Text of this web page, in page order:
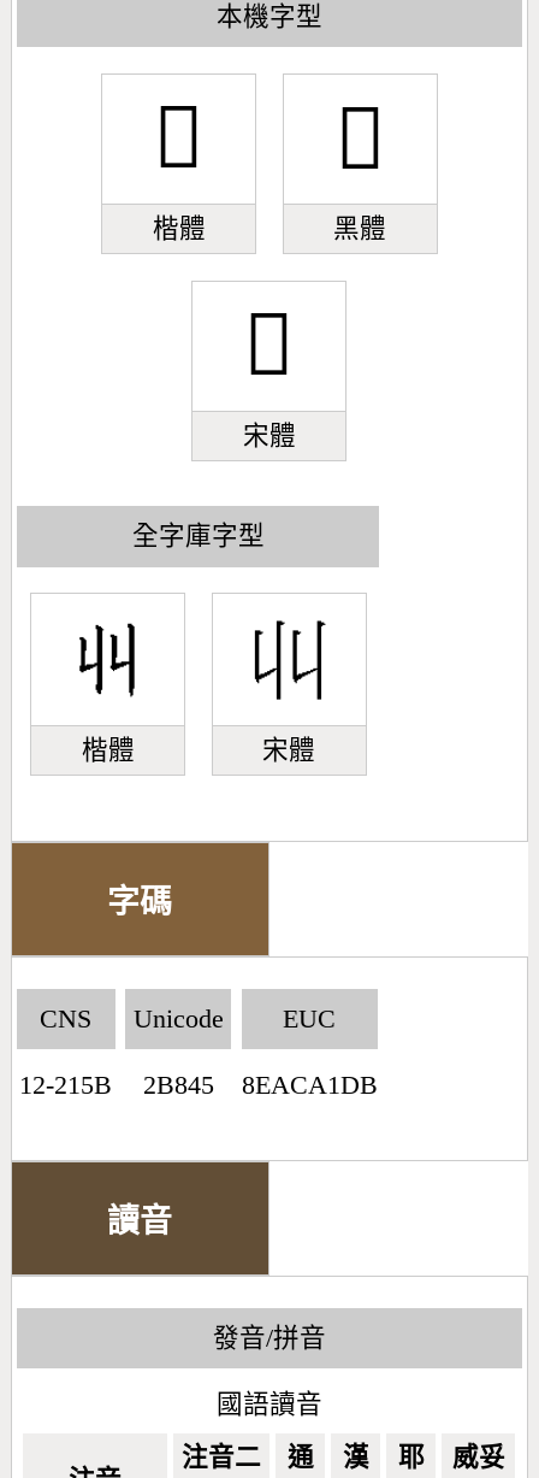
本機字型
𫡅
楷體
𫡅
黑體
𫡅
宋體
全字庫字型
楷體 宋體
字碼
CNS
12-215B
Unicode
2B845
EUC
8EACA1DB
讀音
發音/拼音
國語讀音
注音二 通 漢 耶 威妥